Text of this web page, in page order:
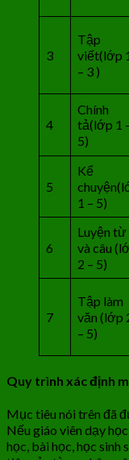
3
Tập
viết(lớp 1
– 3 )
4
Chính
tả(lớp 1
5)
5
Kể
1 – 5)
6
Luyện từ
và câu
2 – 5)
7
Tập làm
văn (lớp
– 5)
Quy trình xác định
Mục tiêu nói trên đã
Nếu giáo viên dạy
học, bài học, học